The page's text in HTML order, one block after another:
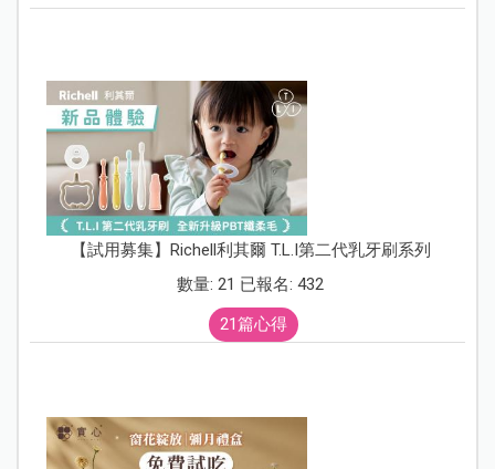
【試用募集】Richell利其爾 T.L.I第二代乳牙刷系列
數量: 21 已報名: 432
21篇心得